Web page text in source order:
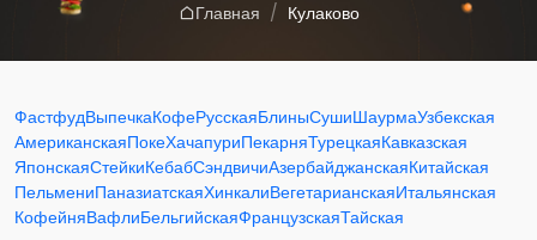
Главная Кулаково
ФастфудВыпечкаКофеРусскаяБлиныСушиШаурмаУзбекская
АмериканскаяПокеХачапуриПекарняТурецкаяКавказская
ЯпонскаяСтейкиКебабСэндвичиАзербайджанскаяКитайская
ПельмениПаназиатскаяХинкалиВегетарианскаяИтальянская
КофейняВафлиБельгийскаяФранцузскаяТайская